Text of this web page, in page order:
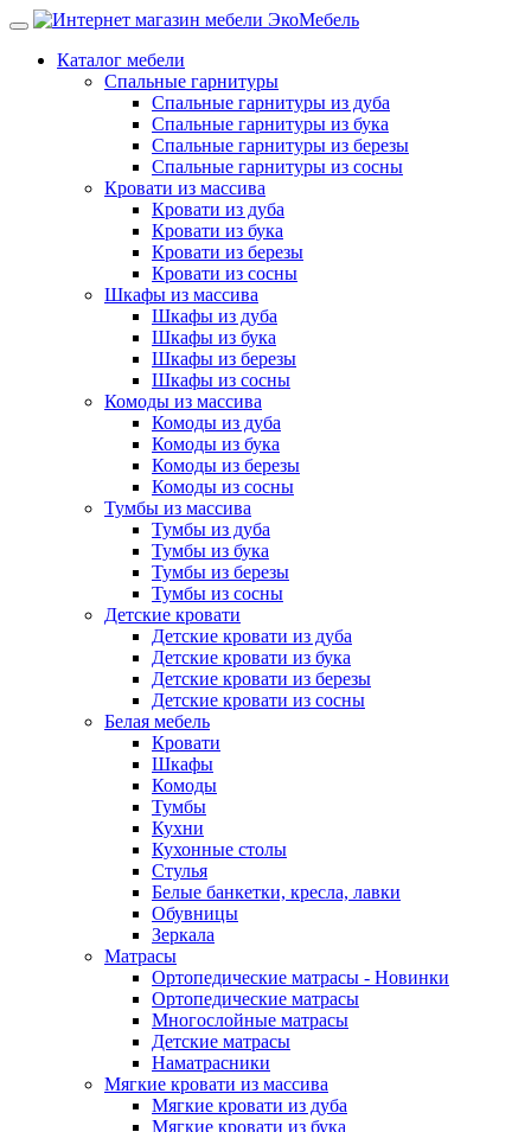
Каталог мебели
Спальные гарнитуры
Спальные гарнитуры из дуба
Спальные гарнитуры из бука
Спальные гарнитуры из березы
Спальные гарнитуры из сосны
Кровати из массива
Кровати из дуба
Кровати из бука
Кровати из березы
Кровати из сосны
Шкафы из массива
Шкафы из дуба
Шкафы из бука
Шкафы из березы
Шкафы из сосны
Комоды из массива
Комоды из дуба
Комоды из бука
Комоды из березы
Комоды из сосны
Тумбы из массива
Тумбы из дуба
Тумбы из бука
Тумбы из березы
Тумбы из сосны
Детские кровати
Детские кровати из дуба
Детские кровати из бука
Детские кровати из березы
Детские кровати из сосны
Белая мебель
Кровати
Шкафы
Комоды
Тумбы
Кухни
Кухонные столы
Стулья
Белые банкетки, кресла, лавки
Обувницы
Зеркала
Матрасы
Ортопедические матрасы - Новинки
Ортопедические матрасы
Многослойные матрасы
Детские матрасы
Наматрасники
Мягкие кровати из массива
Мягкие кровати из дуба
Мягкие кровати из бука